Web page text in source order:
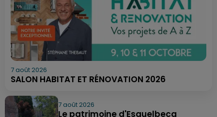
7 août 2026
SALON HABITAT ET RÉNOVATION 2026
7 août 2026
Le patrimoine d'Esquelbecq